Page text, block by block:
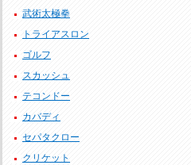
武術太極拳
トライアスロン
ゴルフ
スカッシュ
テコンドー
カバディ
セパタクロー
クリケット